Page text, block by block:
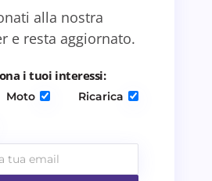
e email in questo browser
commento.
commento
alla nostra
e resta aggiornato.
i tuoi interessi:
Moto
Ricarica